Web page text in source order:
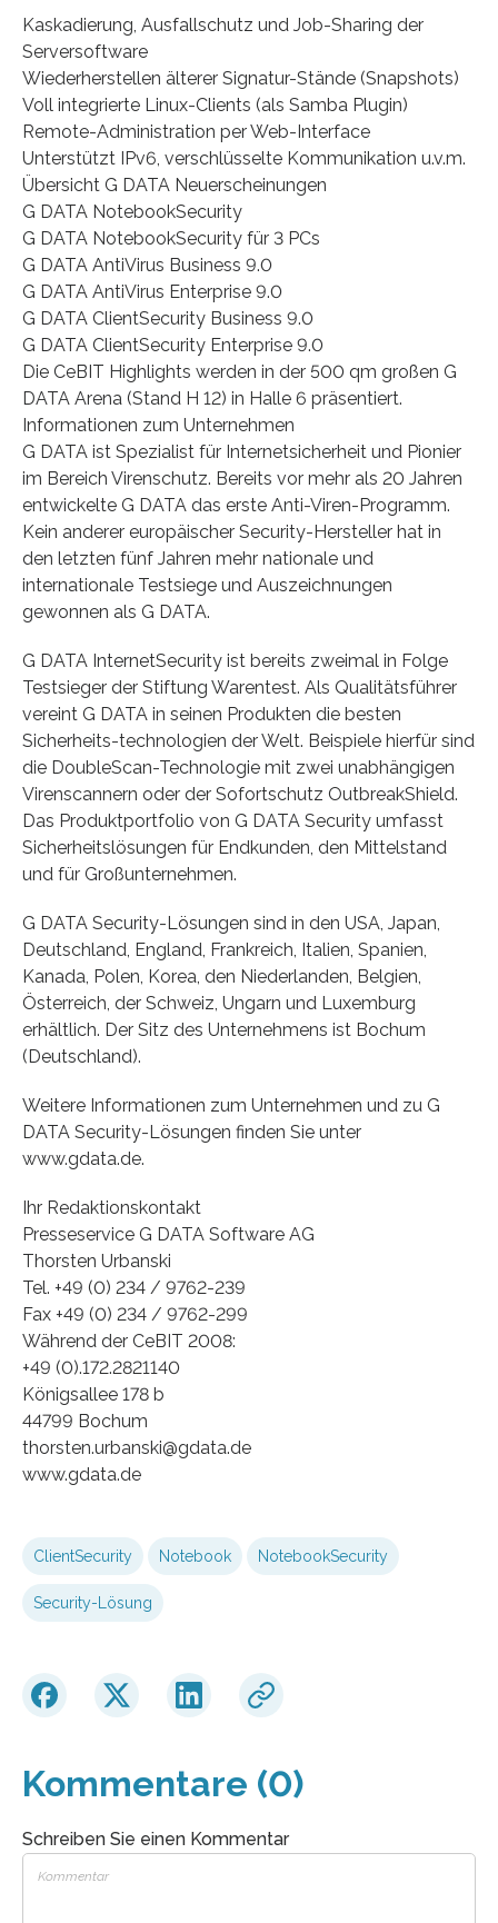
Kaskadierung, Ausfallschutz und Job-Sharing der
Serversoftware
Wiederherstellen älterer Signatur-Stände (Snapshots)
Voll integrierte Linux-Clients (als Samba Plugin)
Remote-Administration per Web-Interface
Unterstützt IPv6, verschlüsselte Kommunikation u.v.m.
Übersicht G DATA Neuerscheinungen
G DATA NotebookSecurity
G DATA NotebookSecurity für 3 PCs
G DATA AntiVirus Business 9.0
G DATA AntiVirus Enterprise 9.0
G DATA ClientSecurity Business 9.0
G DATA ClientSecurity Enterprise 9.0
Die CeBIT Highlights werden in der 500 qm großen G
DATA Arena (Stand H 12) in Halle 6 präsentiert.
Informationen zum Unternehmen
G DATA ist Spezialist für Internetsicherheit und Pionier
im Bereich Virenschutz. Bereits vor mehr als 20 Jahren
entwickelte G DATA das erste Anti-Viren-Programm.
Kein anderer europäischer Security-Hersteller hat in
den letzten fünf Jahren mehr nationale und
internationale Testsiege und Auszeichnungen
gewonnen als G DATA.
G DATA InternetSecurity ist bereits zweimal in Folge
Testsieger der Stiftung Warentest. Als Qualitätsführer
vereint G DATA in seinen Produkten die besten
Sicherheits-technologien der Welt. Beispiele hierfür sind
die DoubleScan-Technologie mit zwei unabhängigen
Virenscannern oder der Sofortschutz OutbreakShield.
Das Produktportfolio von G DATA Security umfasst
Sicherheitslösungen für Endkunden, den Mittelstand
und für Großunternehmen.
G DATA Security-Lösungen sind in den USA, Japan,
Deutschland, England, Frankreich, Italien, Spanien,
Kanada, Polen, Korea, den Niederlanden, Belgien,
Österreich, der Schweiz, Ungarn und Luxemburg
erhältlich. Der Sitz des Unternehmens ist Bochum
(Deutschland).
Weitere Informationen zum Unternehmen und zu G
DATA Security-Lösungen finden Sie unter
www.gdata.de.
Ihr Redaktionskontakt
Presseservice G DATA Software AG
Thorsten Urbanski
Tel. +49 (0) 234 / 9762-239
Fax +49 (0) 234 / 9762-299
Während der CeBIT 2008:
+49 (0).172.2821140
Königsallee 178 b
44799 Bochum
thorsten.urbanski@gdata.de
www.gdata.de
ClientSecurity Notebook NotebookSecurity
Security-Lösung
Kommentare (0)
Schreiben Sie einen Kommentar